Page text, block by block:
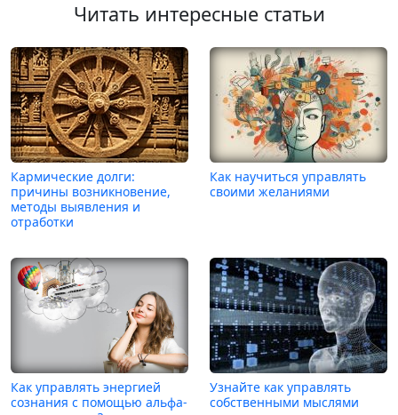
Читать интересные статьи
Кармические долги:
причины возникновение,
методы выявления и
отработки
Как научиться управлять
своими желаниями
Как управлять энергией
сознания с помощью альфа-
Узнайте как управлять
собственными мыслями